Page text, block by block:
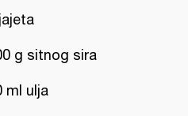
g sitnog sira
ml ulja